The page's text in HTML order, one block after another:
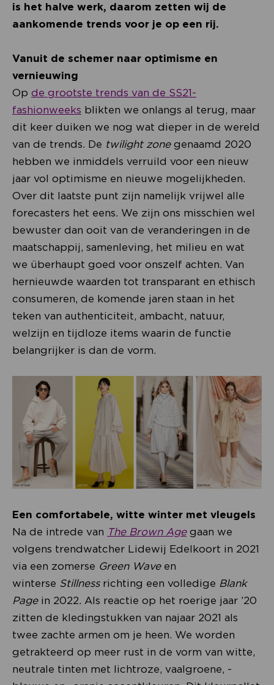
is het halve werk, daarom zetten wij de
aankomende trends voor je op een rij.
Vanuit de schemer naar optimisme en
vernieuwing
Op de grootste trends van de SS21-
fashionweeks blikten we onlangs al terug, maar
dit keer duiken we nog wat dieper in de wereld
van de trends. De twilight zone genaamd 2020
hebben we inmiddels verruild voor een nieuw
jaar vol optimisme en nieuwe mogelijkheden.
Over dit laatste punt zijn namelijk vrijwel alle
forecasters het eens. We zijn ons misschien wel
bewuster dan ooit van de veranderingen in de
maatschappij, samenleving, het milieu en wat
we überhaupt goed voor onszelf achten. Van
hernieuwde waarden tot transparant en ethisch
consumeren, de komende jaren staan in het
teken van authenticiteit, ambacht, natuur,
welzijn en tijdloze items waarin de functie
belangrijker is dan de vorm.
Een comfortabele, witte winter met vleugels
Na de intrede van The Brown Agegaan we
volgens trendwatcher Lidewij Edelkoort in 2021
via een zomerse Green Waveen
winterse Stillnessrichting een volledige Blank
Pagein 2022. Als reactie op het roerige jaar ’20
zitten de kledingstukken van najaar 2021 als
twee zachte armen om je heen. We worden
getrakteerd op meer rust in de vorm van witte,
neutrale tinten met lichtroze, vaalgroene, -